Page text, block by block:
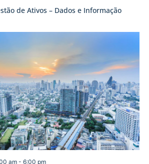
de Ativos – Dados e Informação
am- 6:00 pm